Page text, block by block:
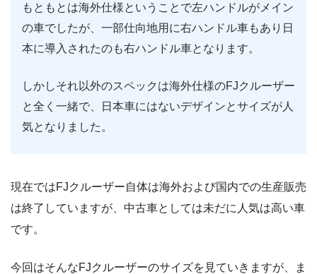
もともとは海外仕様ということで左ハンドルがメイン
の車でしたが、一部仕向地用に右ハンドル車もあり日
本に導入されたのも右ハンドル車となります。
しかしそれ以外のスペックは海外仕様のFJクルーザー
と全く一緒で、日本車にはないデザインとサイズが人
気となりました。
現在ではFJクルーザー自体は海外および国内での生産販売
は終了していますが、中古車としては未だに人気は高い車
です。
今回はそんなFJクルーザーのサイズを見ていきますが、ま